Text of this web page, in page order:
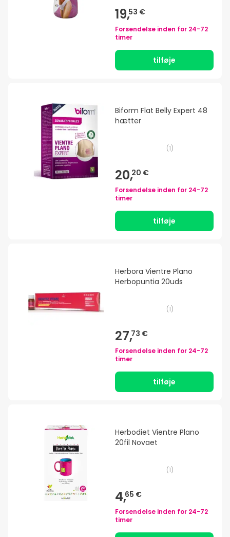
19,53 €
Forsendelse inden for 24-72
timer
tilføje
Biform Flat Belly Expert 48
hætter
(1)
20,20 €
Forsendelse inden for 24-72
timer
tilføje
Herbora Vientre Plano
Herbopuntia 20uds
(1)
27,73 €
Forsendelse inden for 24-72
timer
tilføje
Herbodiet Vientre Plano
20fil Novaet
(1)
4,65 €
Forsendelse inden for 24-72
timer